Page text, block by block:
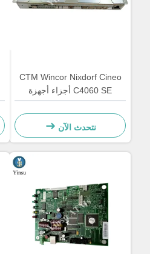
CTM Wincor Nixdorf Cineo
C4060 SE أجزاء أجهزة
الصراف الآلي الإلكترونية
الخاصة 1750147868
نتحدث الآن